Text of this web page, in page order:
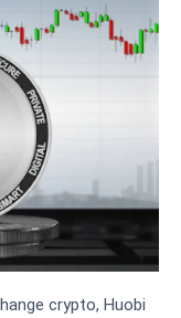
crypto, Huobi